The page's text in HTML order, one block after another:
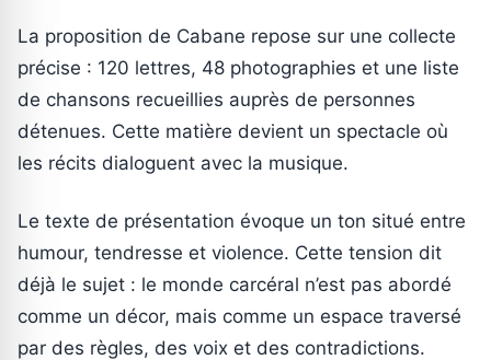
La proposition de Cabane repose sur une collecte
précise : 120 lettres, 48 photographies et une liste
de chansons recueillies auprès de personnes
détenues. Cette matière devient un spectacle où
les récits dialoguent avec la musique.
Le texte de présentation évoque un ton situé entre
humour, tendresse et violence. Cette tension dit
déjà le sujet : le monde carcéral n’est pas abordé
comme un décor, mais comme un espace traversé
par des règles, des voix et des contradictions.